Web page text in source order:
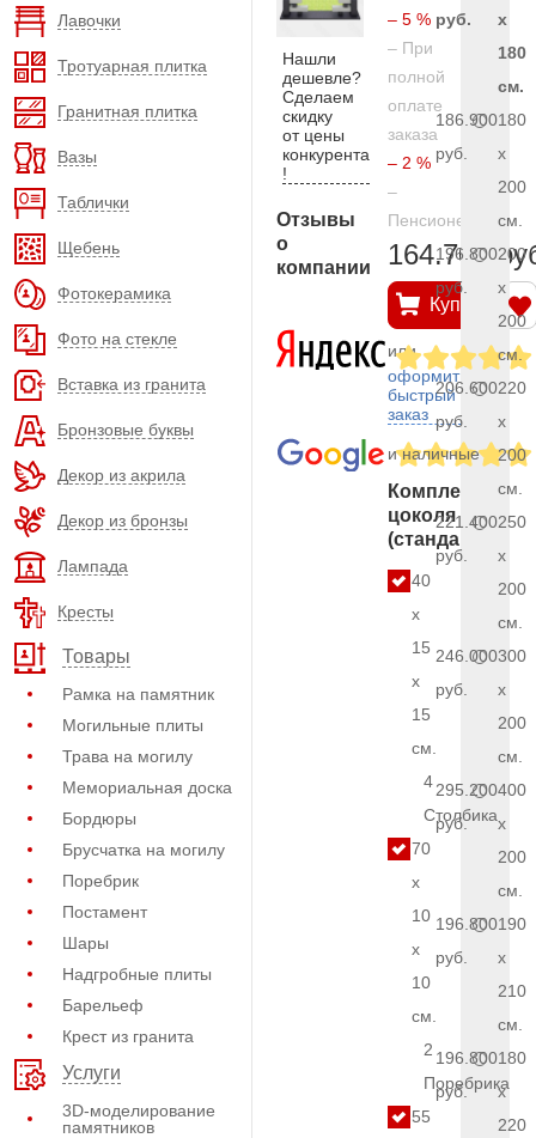
Лавочки
Тротуарная плитка
Гранитная плитка
Вазы
Таблички
Щебень
Фотокерамика
Фото на стекле
Вставка из гранита
Бронзовые буквы
Декор из акрила
Декор из бронзы
Лампада
Кресты
Товары
Рамка на памятник
Могильные плиты
Трава на могилу
Мемориальная доска
Бордюры
Брусчатка на могилу
Поребрик
Постамент
Шары
Надгробные плиты
Барельеф
Крест из гранита
Услуги
3D-моделирование
памятников
Нашли
дешевле?
Сделаем
скидку
от цены
конкурента
!
Отзывы
о
компании
– 5 %
– При
полной
оплате
заказа
– 2 %
–
Пенсионерам
164.700
Купить
или
оформить
быстрый
заказ
и наличные
Комплект
цоколя
(стандарт)
40
x
15
x
15
см.
4
Столбика
70
x
10
x
10
см.
2
Поребрика
55
руб.
x
180
см.
186.900
руб.
180
x
200
см.
196.800
руб.
200
x
200
см.
206.600
руб.
220
x
200
см.
221.400
руб.
250
x
200
см.
246.000
руб.
300
x
200
см.
295.200
руб.
400
x
200
см.
196.800
руб.
190
x
210
см.
196.800
руб.
180
x
220